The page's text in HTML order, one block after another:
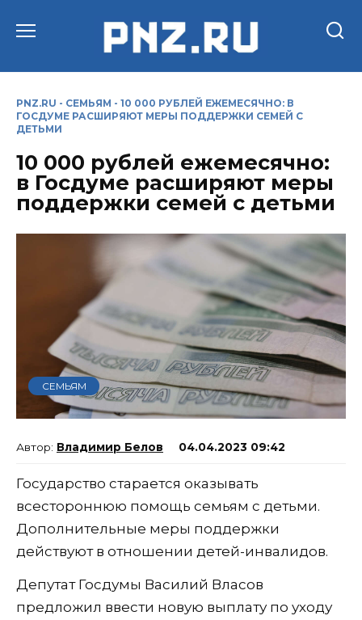
PNZ.RU - СЕМЬЯМ - 10 000 РУБЛЕЙ ЕЖЕМЕСЯЧНО: В
ГОСДУМЕ РАСШИРЯЮТ МЕРЫ ПОДДЕРЖКИ СЕМЕЙ С
ДЕТЬМИ
10 000 рублей ежемесячно:
в Госдуме расширяют меры
поддержки семей с детьми
СЕМЬЯМ
Владимир Белов 04.04.2023 09:42
Государство старается оказывать
всестороннюю помощь семьям с детьми.
Дополнительные меры поддержки
действуют в отношении детей-инвалидов.
Депутат Госдумы Василий Власов
предложил ввести новую выплату по уходу